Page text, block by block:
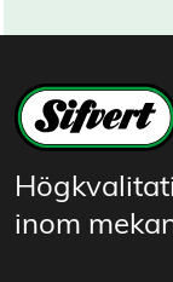
inom